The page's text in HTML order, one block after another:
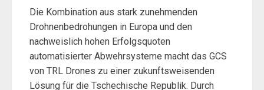
Die Kombination aus stark zunehmenden
Drohnenbedrohungen in Europa und den
nachweislich hohen Erfolgsquoten
automatisierter Abwehrsysteme macht das GCS
von TRL Drones zu einer zukunftsweisenden
Lösung für die Tschechische Republik. Durch